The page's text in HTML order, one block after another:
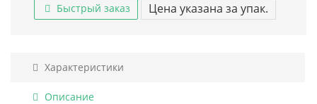
Быстрый заказ Цена указана за упак.
Характеристики
Описание